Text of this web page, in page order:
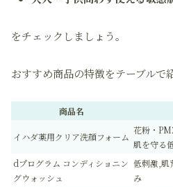
をチェックしましょう。
おすすめ商品の特徴をテーブルで
商品名
イハダ薬用クリア洗顔フォーム
花粉・
肌を守る
dプログラム コンディショニン
グウォッシュ
低刺激,肌
み